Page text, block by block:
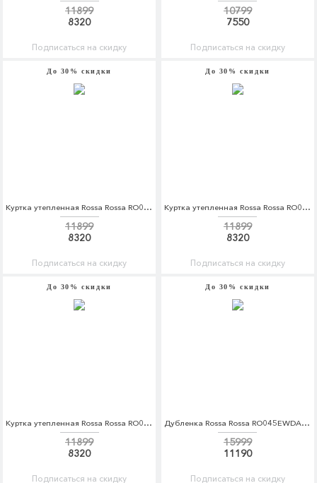
11899
8320
Подписаться на скидку
10799
7550
Подписаться на скидку
До 30% скидки
Куртка утепленная Rossa Rossa RO045EWDKBZ2
11899
8320
Подписаться на скидку
До 30% скидки
Куртка утепленная Rossa Rossa RO045EWDKBZ3
11899
8320
Подписаться на скидку
До 30% скидки
Куртка утепленная Rossa Rossa RO045EWDKBZ4
11899
8320
Подписаться на скидку
До 30% скидки
Дубленка Rossa Rossa RO045EWDAWT3
15999
11190
Подписаться на скидку